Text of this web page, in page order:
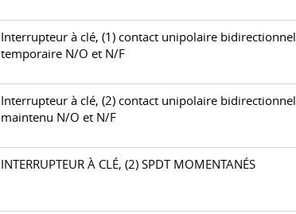
Interrupteur à clé, (1) contact unipolaire bidirectionnel
temporaire N/O et N/F
Interrupteur à clé, (2) contact unipolaire bidirectionnel
maintenu N/O et N/F
INTERRUPTEUR À CLÉ, (2) SPDT MOMENTANÉS